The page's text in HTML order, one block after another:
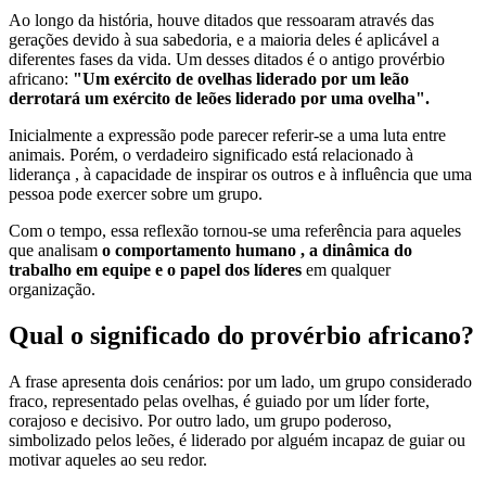
Ao longo da história, houve ditados que ressoaram através das
gerações devido à sua sabedoria, e a maioria deles é aplicável a
diferentes fases da vida. Um desses ditados é o antigo provérbio
africano: "Um exército de ovelhas liderado por um leão
derrotará um exército de leões liderado por uma ovelha".
Inicialmente a expressão pode parecer referir-se a uma luta entre
animais. Porém, o verdadeiro significado está relacionado à
liderança , à capacidade de inspirar os outros e à influência que uma
pessoa pode exercer sobre um grupo.
Com o tempo, essa reflexão tornou-se uma referência para aqueles
que analisam o comportamento humano , a dinâmica do
trabalho em equipe e o papel dos líderes em qualquer
organização.
Qual o significado do provérbio africano?
A frase apresenta dois cenários: por um lado, um grupo considerado
fraco, representado pelas ovelhas, é guiado por um líder forte,
corajoso e decisivo. Por outro lado, um grupo poderoso,
simbolizado pelos leões, é liderado por alguém incapaz de guiar ou
motivar aqueles ao seu redor.